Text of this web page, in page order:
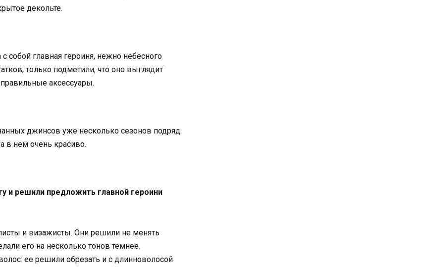
декольте.
собой главная героиня, нежно небесного
только подметили, что оно выглядит
аксессуары.
джинсов уже несколько сезонов подряд
в нем очень красиво.
и решили предложить главной героини
и визажисты. Они решили не менять
его на несколько тонов темнее.
ее решили обрезать и с длинноволосой